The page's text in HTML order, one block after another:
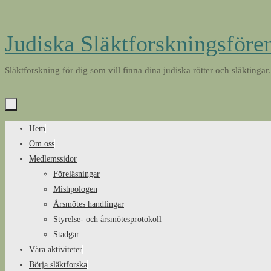
Judiska
Släktforskning för dig som vill finna dina judiska rötter och släktingar.
Skip
content
Hem
Om oss
Medlemssidor
Föreläsningar
Mishpologen
Årsmötes handlingar
Styrelse- och årsmötesprotokoll
Stadgar
Våra aktiviteter
Börja släktforska